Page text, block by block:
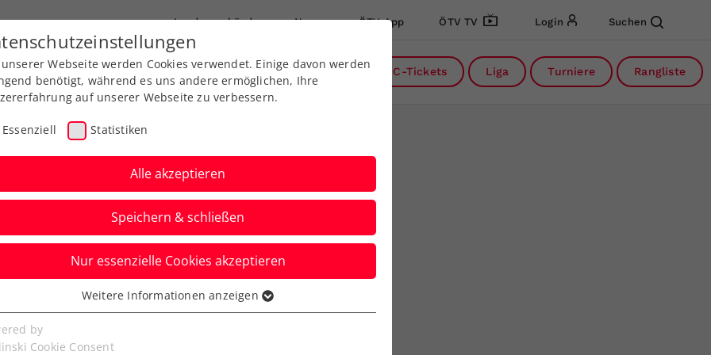
Landesverbände News ÖTV App ÖTV TV Login Suchen
Ausbildung Services Über uns DC-Tickets Liga Turniere Rangliste
gewinnt das
Siegerinnen
Webseite werden Cookies verwendet. Einige davon werden
benötigt, während es uns andere ermöglichen, Ihre
auf unserer Webseite zu verbessern.
Essenziell Statistiken
Alle akzeptieren
Speichern & schließen
Nur essenzielle Cookies akzeptieren
Cookies werden für grundlegende Funktionen der
benötigt. Dadurch ist gewährleistet, dass die Webseite
Weitere Informationen anzeigen
by
Cookie Consent